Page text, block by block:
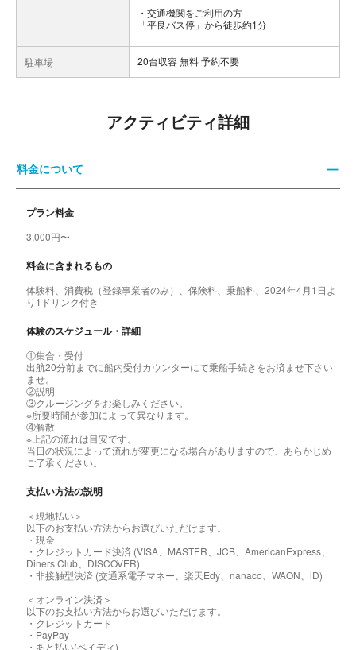
交通機関をご利用の方
「平良バス停」から徒歩約1分
駐車場 20台収容 無料 予約不要
アクティビティ詳細
料金について
プラン料金
3,000円〜
料金に含まれるもの
体験料、消費税（登録事業者のみ）、保険料、乗船料、2024年4月1日よ
り1ドリンク付き
体験のスケジュール・詳細
①集合・受付
出航20分前までに船内受付カウンターにて乗船手続きをお済ませ下さい
ませ。
②説明
③クルージングをお楽しみください。
※所要時間が参加によって異なります。
④解散
※上記の流れは目安です。
当日の状況によって流れが変更になる場合がありますので、あらかじめ
ご了承ください。
支払い方法の説明
＜現地払い＞
以下のお支払い方法からお選びいただけます。
・現金
・クレジットカード決済 (VISA、MASTER、JCB、AmericanExpress、
Diners Club、DISCOVER)
・非接触型決済 (交通系電子マネー、楽天Edy、nanaco、WAON、iD)
＜オンライン決済＞
以下のお支払い方法からお選びいただけます。
・クレジットカード
・PayPay
・あと払い(ペイディ)